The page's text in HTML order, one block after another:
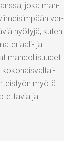
joka mah­
ver­
hyö­ty­jä, kuten
ja
mah­dol­li­suu­det
koko­nais­val­tai­
myö­tä
ja